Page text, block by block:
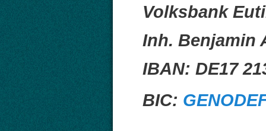
Volksbank
Inh. Benjamin
IBAN: DE17
BIC: